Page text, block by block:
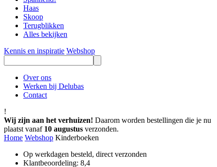
Haas
Skoop
Terugblikken
Alles bekijken
Kennis en inspiratie Webshop
Over ons
Werken bij Delubas
Contact
!
Wij zijn aan het verhuizen! Daarom worden bestellingen die je nu
plaatst vanaf 10 augustus verzonden.
Home Webshop Kinderboeken
Op werkdagen besteld, direct verzonden
Klantbeoordeling: 8,4